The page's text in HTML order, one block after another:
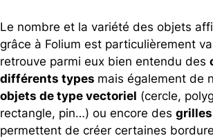
Le nombre et la variété des objets
grâce à Folium est particulièrement
retrouve parmi eux bien entendu des
différents types mais également de
objets de type vectoriel (cercle,
rectangle, pin…) ou encore des grilles
permettent de créer certaines